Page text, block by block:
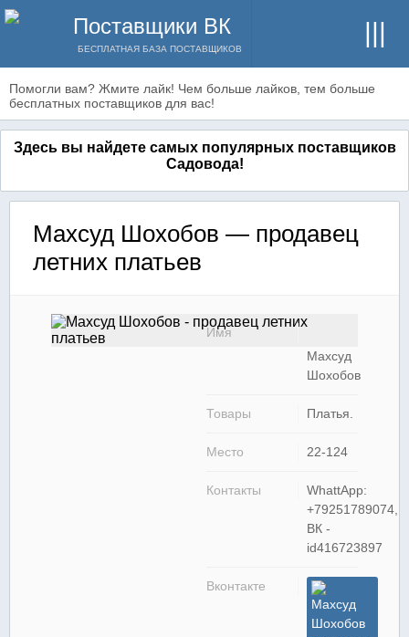
Поставщики ВК
БЕСПЛАТНАЯ БАЗА ПОСТАВЩИКОВ
Помогли вам? Жмите лайк! Чем больше лайков, тем больше
бесплатных поставщиков для вас!
Здесь вы найдете самых популярных поставщиков
Садовода!
Махсуд Шохобов — продавец
летних платьев
Имя
Махсуд
Шохобов
Товары Платья.
Место 22-124
Контакты
WhattApp:
+79251789074,
ВК -
id416723897
Вконтакте
Махсуд
Шохобов